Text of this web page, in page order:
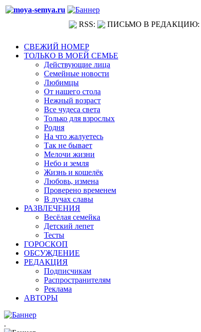
RSS: ПИСЬМО В РЕДАКЦИЮ:
СВЕЖИЙ НОМЕР
ТОЛЬКО В МОЕЙ СЕМЬЕ
Действующие лица
Семейные новости
Любимцы
От нашего стола
Нежный возраст
Все чудеса света
Только для взрослых
Родня
На что жалуетесь
Так не бывает
Мелочи жизни
Небо и земля
Жизнь и кошелёк
Любовь, измена
Проверено временем
В лучах славы
РАЗВЛЕЧЕНИЯ
Весёлая семейка
Детский лепет
Тесты
ГОРОСКОП
ОБСУЖДЕНИЕ
РЕДАКЦИЯ
Подписчикам
Распространителям
Реклама
АВТОРЫ
.